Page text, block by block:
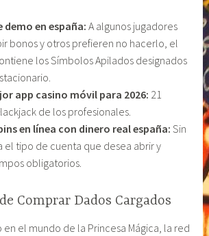
demo en españa: A algunos jugadores
bonos y otros prefieren no hacerlo, el
los Símbolos Apilados designados
app casino móvil para 2026: 21
de los profesionales.
en línea con dinero real españa: Sin
el tipo de cuenta que desea abrir y
obligatorios.
Comprar Dados Cargados
el mundo de la Princesa Mágica, la red